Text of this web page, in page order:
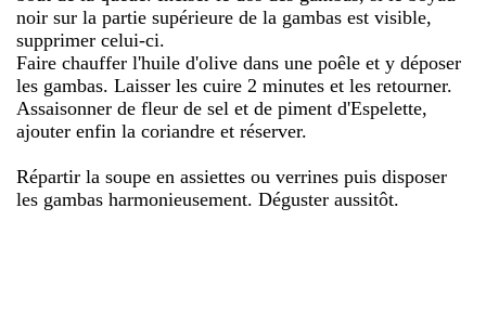
noir sur la partie supérieure de la gambas est visible,
supprimer celui-ci.
Faire chauffer l'huile d'olive dans une poêle et y déposer
les gambas. Laisser les cuire 2 minutes et les retourner.
Assaisonner de fleur de sel et de piment d'Espelette,
ajouter enfin la coriandre et réserver.
Répartir la soupe en assiettes ou verrines puis disposer
les gambas harmonieusement. Déguster aussitôt.